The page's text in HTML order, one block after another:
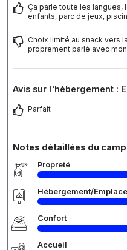
Ça parle toute les
enfants, parc de jeux,
Choix limité au snack vers
proprement parlé avec
Avis sur l'hébergement :
Parfait
Notes détaillées du
Propreté
Hébergement/
Confort
Accueil